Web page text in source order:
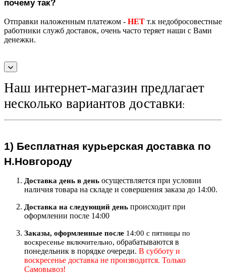
Отправки наложенным платежом - НЕТ т.к недобросовестные
работники служб доставок, очень часто теряет наши с Вами
денежки.
Наш интернет-магазин предлагает
несколько вариантов доставки:
1) Бесплатная курьерская доставка по
Н.Новгороду
Доставка день в день осуществляется при условии
наличия товара на складе и совершения заказа до 14:00.
Доставка на следующий день происходит при
оформлении после 14:00
Заказы, оформленные после 14:00 с пятницы по
воскресенье включительно, обрабатываются в
понедельник в порядке очереди. В субботу и
воскресенье доставка не производится. Только
Самовывоз!